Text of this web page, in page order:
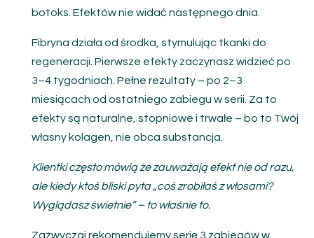
botoks. Efektów nie widać następnego dnia.
Fibryna działa od środka, stymulując tkanki do
regeneracji. Pierwsze efekty zaczynasz widzieć po
3–4 tygodniach. Pełne rezultaty – po 2–3
miesiącach od ostatniego zabiegu w serii. Za to
efekty są naturalne, stopniowe i trwałe – bo to Twój
własny kolagen, nie obca substancja.
Klientki często mówią że zauważają efekt nie od razu,
ale kiedy ktoś bliski pyta „coś zrobiłaś z włosami?
Wyglądasz świetnie” – to właśnie to.
Zazwyczaj rekomendujemy serię 3 zabiegów w